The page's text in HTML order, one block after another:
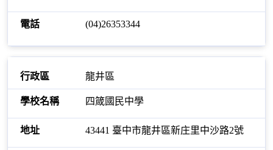
(04)26353344
龍井區
四箴國民中學
43441 臺中市龍井區新庄里中沙路2號